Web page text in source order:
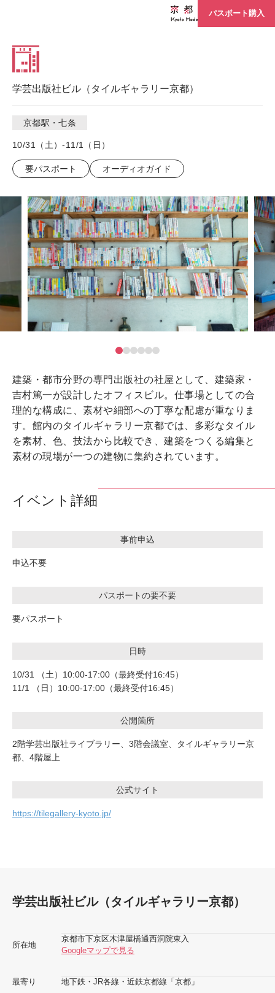
パスポート購入
学芸出版社ビル（タイルギャラリー京都）
京都駅・七条
10/31（土）-11/1（日）
要パスポート オーディオガイド
建築・都市分野の専門出版社の社屋として、建築家・
吉村篤一が設計したオフィスビル。仕事場としての合
理的な構成に、素材や細部への丁寧な配慮が重なりま
す。館内のタイルギャラリー京都では、多彩なタイル
を素材、色、技法から比較でき、建築をつくる編集と
素材の現場が一つの建物に集約されています。
イベント詳細
事前申込
申込不要
パスポートの要不要
要パスポート
日時
10/31 （土）10:00-17:00（最終受付16:45）
11/1 （日）10:00-17:00（最終受付16:45）
公開箇所
2階学芸出版社ライブラリー、3階会議室、タイルギャラリー京
都、4階屋上
公式サイト
https://tilegallery-kyoto.jp/
学芸出版社ビル（タイルギャラリー京都）
所在地
京都市下京区木津屋橋通西洞院東入
Googleマップで見る
最寄り 地下鉄・JR各線・近鉄京都線「京都」